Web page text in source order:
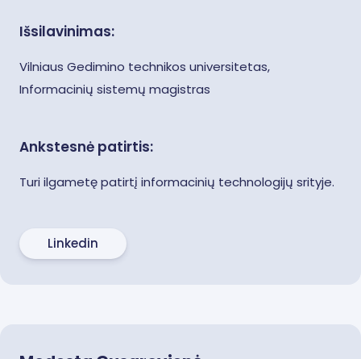
Išsilavinimas:
Vilniaus Gedimino technikos universitetas,
Informacinių sistemų magistras
Ankstesnė patirtis:
Turi ilgametę patirtį informacinių technologijų srityje.
Linkedin